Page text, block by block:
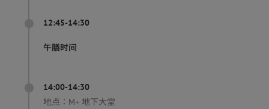
12:45-14:30
午膳时间
14:00-14:30
地点： M+ 地下大堂